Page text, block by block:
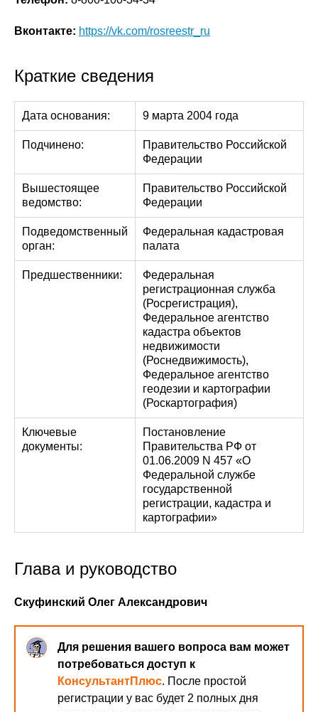
Вконтакте: https://vk.com/rosreestr_ru
Краткие сведения
Дата основания: 9 марта 2004 года
Подчинено:
Правительство Российской
Федерации
Вышестоящее
ведомство:
Правительство Российской
Федерации
Подведомственный
орган:
Федеральная кадастровая
палата
Предшественники:
Федеральная
регистрационная служба
(Росрегистрация),
Федеральное агентство
кадастра объектов
недвижимости
(Роснедвижимость),
Федеральное агентство
геодезии и картографии
(Роскартография)
Ключевые
документы:
Постановление
Правительства РФ от
01.06.2009 N 457 «О
Федеральной службе
государственной
регистрации, кадастра и
картографии»
Глава и руководство
Скуфинский Олег Александрович
Для решения вашего вопроса вам может
потребоваться доступ к
КонсультантПлюс. После простой
регистрации у вас будет 2 полных дня